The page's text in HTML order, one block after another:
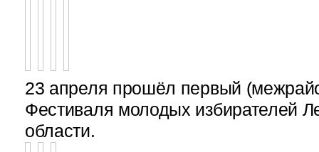
23 апреля прошёл первый
Фестиваля молодых избирателей
области.